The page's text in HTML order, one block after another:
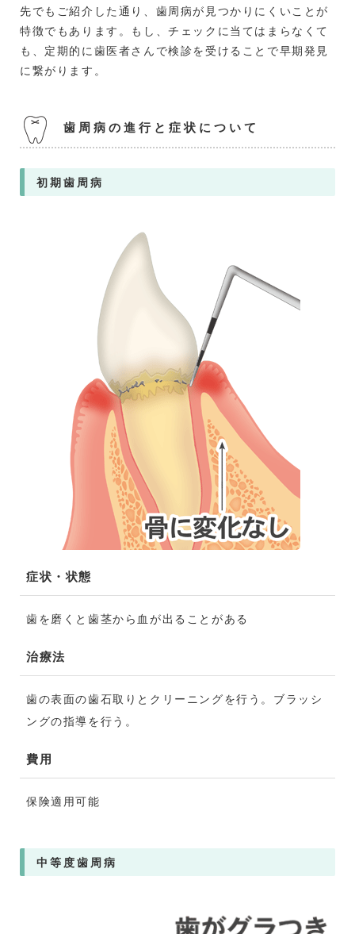
先でもご紹介した通り、歯周病が見つかりにくいことが
特徴でもあります。もし、チェックに当てはまらなくて
も、定期的に歯医者さんで検診を受けることで早期発見
に繋がります。
歯周病の進行と症状について
初期歯周病
症状・状態
歯を磨くと歯茎から血が出ることがある
治療法
歯の表面の歯石取りとクリーニングを行う。ブラッシ
ングの指導を行う。
費用
保険適用可能
中等度歯周病